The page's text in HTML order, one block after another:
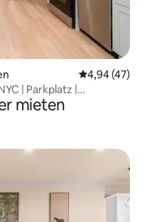
4,94 (47)
| Parkplatz |
mieten